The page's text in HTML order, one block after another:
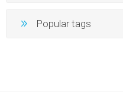
Popular tags